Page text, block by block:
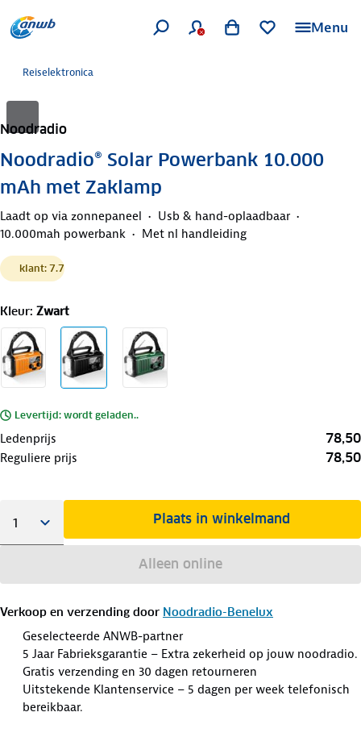
Menu
Reiselektronica
Noodradio
Noodradio® Solar Powerbank 10.000
mAh met Zaklamp
Laadt op via zonnepaneel
Usb & hand-oplaadbaar
10.000mah powerbank
Met nl handleiding
klant: 7.7
Kleur: Zwart
Levertijd: wordt geladen..
Ledenprijs 78,50
Reguliere prijs 78,50
Plaats in winkelmand
Alleen online
Verkoop en verzending door Noodradio-Benelux
Geselecteerde ANWB-partner
5 Jaar Fabrieksgarantie – Extra zekerheid op jouw noodradio.
Gratis verzending en 30 dagen retourneren
Uitstekende Klantenservice – 5 dagen per week telefonisch
bereikbaar.